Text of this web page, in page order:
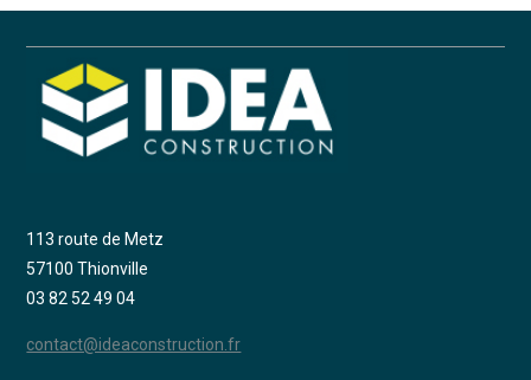
113 route de Metz
57100 Thionville
03 82 52 49 04
contact@ideaconstruction.fr